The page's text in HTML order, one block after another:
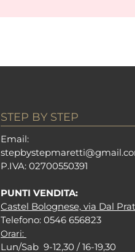
STEP BY STEP
Email:
stepbystepm
P.IVA: 02700550391
PUNTI VENDITA:
Castel Bolognese, via Dal
Telefono: 0546 656823
Orari:
Lun/Sab 9-12,30 / 16-19,30